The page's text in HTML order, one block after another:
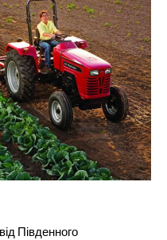
Південного